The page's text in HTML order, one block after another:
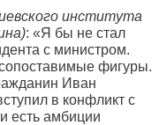
института
: «Я бы не стал
с министром.
сопоставимые фигуры.
Иван
в конфликт с
есть амбиции